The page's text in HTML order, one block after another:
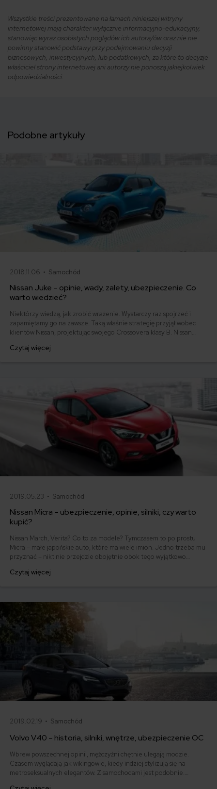
Wszystkie treści prezentowane na łamach niniejszej witryny
internetowej mają charakter wyłącznie informacyjno-edukacyjny,
stanowiąc wyraz osobistych poglądów ich autora/ów oraz nie nie
powinny stanowić podstawy przy podejmowaniu decyzji
biznesowych, inwestycyjnych, lub podatkowych, za które to decyzje
właściciel strony internetowej ani autorzy nie ponoszą jakiejkolwiek
odpowiedzialności.
Podobne artykuły
2018.11.06 • Samochód
Nissan Juke – opinie, wady, zalety, ubezpieczenie. Co
warto wiedzieć?
Niektórzy wiedzą, jak zrobić wrażenie. Wystarczy raz spojrzeć i
zapamiętamy go na zawsze. Taką właśnie strategię przyjął wobec
klientów Nissan, projektując swojego Crossovera klasy B. Nissan
zawieszeniem i masywną sylwetką. Jednak w pierwszej chwili można
Czytaj więcej
2019.05.23 • Samochód
Nissan Micra – ubezpieczenie, opinie, silniki, czy warto
kupić?
Nissan March, Verita? Co to za modele? Tymczasem to po prostu
Micra – małe japońskie auto, które ma wiele imion. Jedno trzeba mu
przyznać – nikt nie przejdzie obojętnie obok tego wyjątkowo
niego czuć także osoby, które miały przyjemność jeździć tym autem
Czytaj więcej
2019.02.19 • Samochód
Volvo V40 – historia, silniki, wnętrze, ubezpieczenie OC
Wbrew powszechnej opinii, mężczyźni chętnie ulegają modzie.
Czasem wyglądają jak wikingowie, kiedy indziej stylizują się na
metroseksualnych elegantów. Z samochodami jest podobnie.